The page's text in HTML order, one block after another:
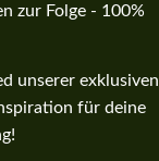
zur Folge - 100%
unserer exklusiven
für deine